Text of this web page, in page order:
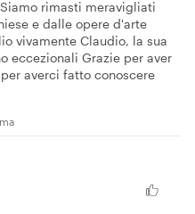
rimasti meravigliati
e dalle opere d'arte
vivamente Claudio, la sua
eccezionali Grazie per aver
averci fatto conoscere